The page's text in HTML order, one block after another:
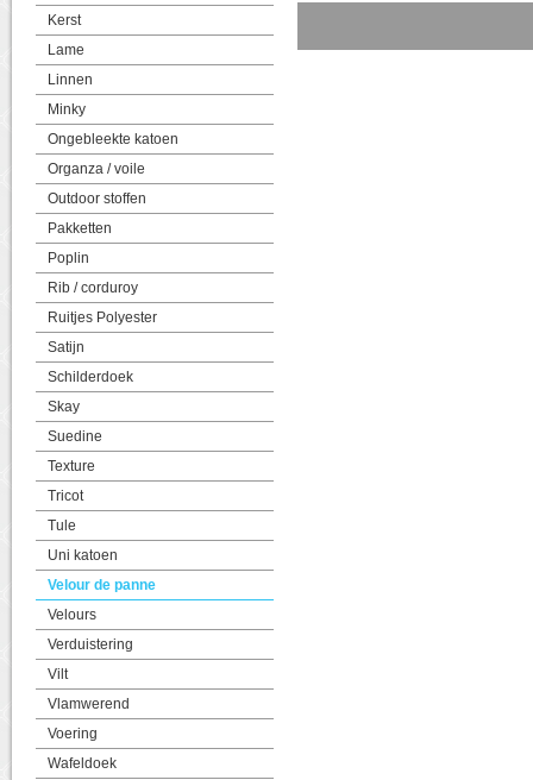
Kerst
Lame
Linnen
Minky
Ongebleekte katoen
Organza / voile
Outdoor stoffen
Pakketten
Poplin
Rib / corduroy
Ruitjes Polyester
Satijn
Schilderdoek
Skay
Suedine
Texture
Tricot
Tule
Uni katoen
Velour de panne
Velours
Verduistering
Vilt
Vlamwerend
Voering
Wafeldoek